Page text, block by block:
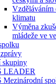
Vzděláváním
klimatu
Výměna
mládeže ve
skupiny
LEADER
Mezinárodní